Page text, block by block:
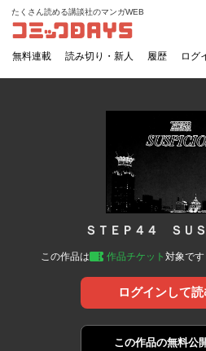
コミックDAYS
たくさん読める講談社のマンガWEB
無料連載 読み切り・新人 履歴 ログ
ＳＴＥＰ４４ ＳＵ
この作品は 作品チケット 対象です
ログインして
この作品の無料公